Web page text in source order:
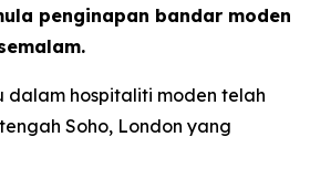
penginapan bandar moden
dalam hospitaliti moden telah
Soho, London yang